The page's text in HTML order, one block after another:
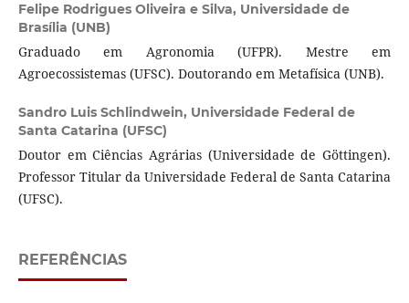
Felipe Rodrigues Oliveira e Silva, Universidade de
Brasília (UNB)
Graduado em Agronomia (UFPR). Mestre em
Agroecossistemas (UFSC). Doutorando em Metafísica (UNB).
Sandro Luis Schlindwein, Universidade Federal de
Santa Catarina (UFSC)
Doutor em Ciências Agrárias (Universidade de Göttingen).
Professor Titular da Universidade Federal de Santa Catarina
(UFSC).
REFERÊNCIAS